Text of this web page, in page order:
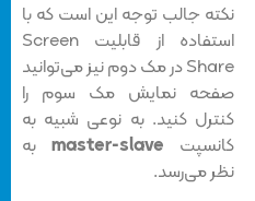
نکته جالب توجه این است که با
استفاده از قابلیت Screen
Share در مک دوم نیز می‌توانید
صفحه نمایش مک سوم را
کنترل کنید. به نوعی شبیه به
کانسپتmaster-slaveبه
نظر می‌رسد.